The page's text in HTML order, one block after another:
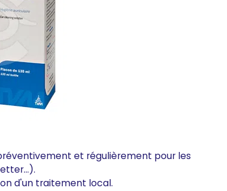
et régulièrement pour les
d'un traitement local.